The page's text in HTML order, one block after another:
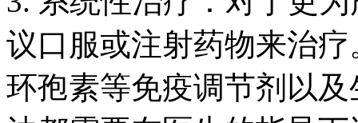
议口服或注射药物来治
环孢素等免疫调节剂以